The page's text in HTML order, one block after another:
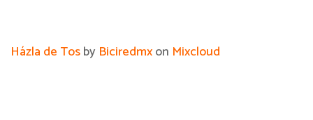
Házla de Tosby Biciredmxon Mixcloud